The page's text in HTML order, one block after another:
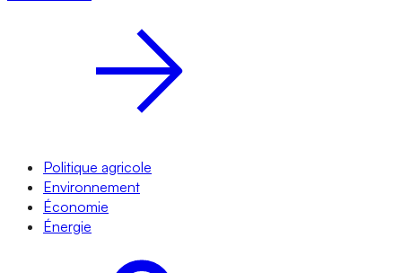
Politique agricole
Environnement
Économie
Énergie